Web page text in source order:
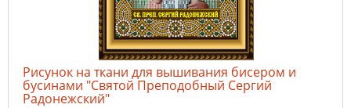
Рисунок на ткани для вышивания бисером и
бусинами "Святой Преподобный Сергий
Радонежский"